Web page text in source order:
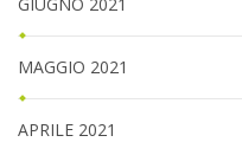
MAGGIO 2021
APRILE 2021